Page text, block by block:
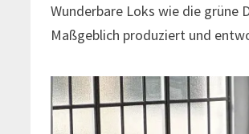
Wunderbare Loks wie die grüne
Maßgeblich produziert und